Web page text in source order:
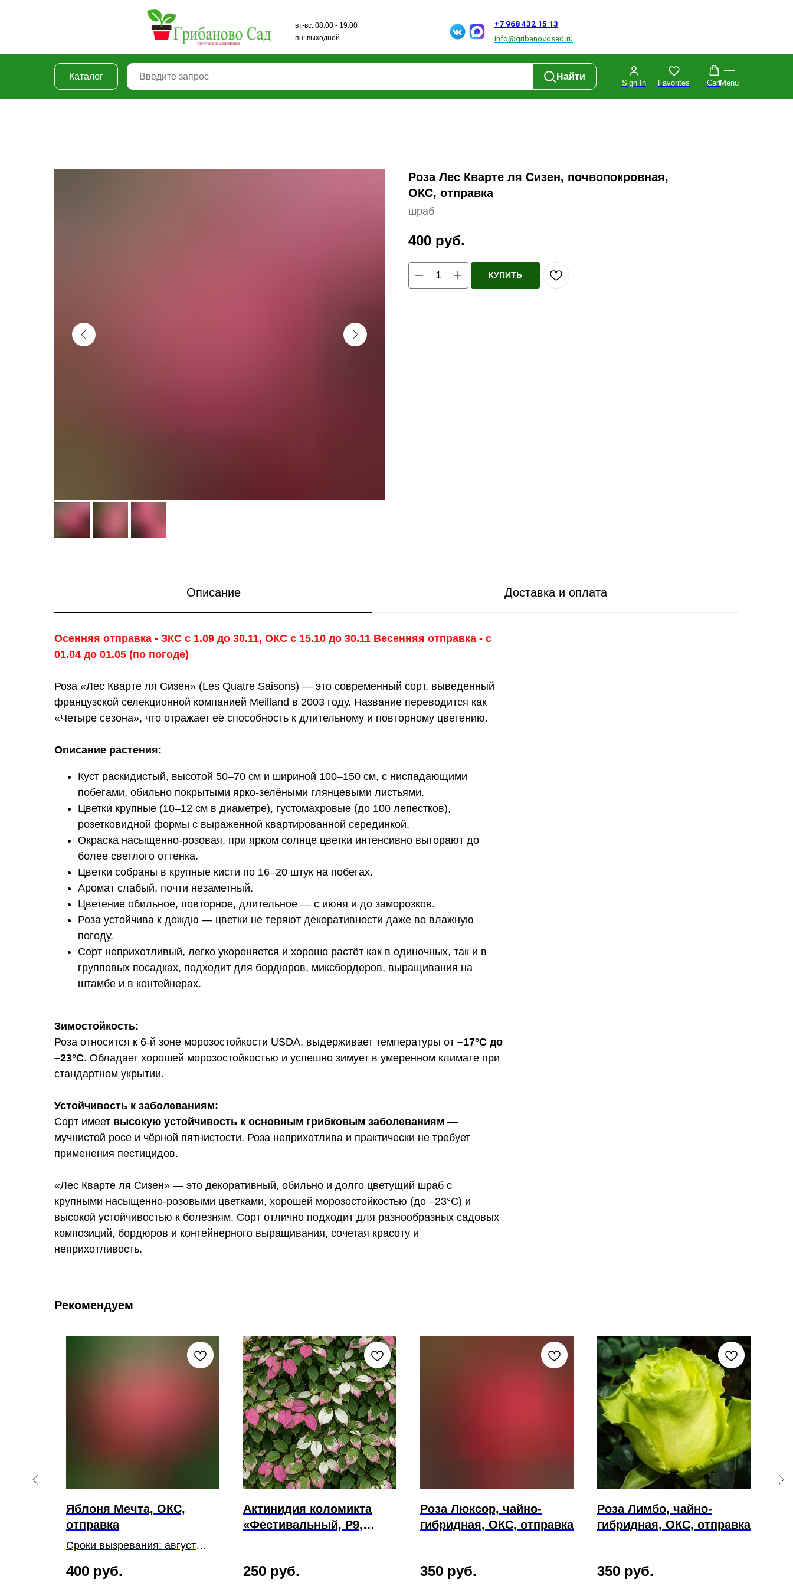
info@gribanovosad.ru
+7 968 432 15 13
вт-вс: 08:00 - 19:00
пн: выходной
Каталог Найти
Sign In Favorites CartMenu
Роза Лес Кварте ля Сизен, почвопокровная,
ОКС, отправка
шраб
400 руб.
КУПИТЬ
Описание Доставка и оплата
Осенняя отправка - ЗКС с 1.09 до 30.11, ОКС с 15.10 до 30.11 Весенняя отправка - с
01.04 до 01.05 (по погоде)
Роза «Лес Кварте ля Сизен» (Les Quatre Saisons) — это современный сорт, выведенный
французской селекционной компанией Meilland в 2003 году. Название переводится как
«Четыре сезона», что отражает её способность к длительному и повторному цветению.
Описание растения:
Куст раскидистый, высотой 50–70 см и шириной 100–150 см, с ниспадающими
побегами, обильно покрытыми ярко-зелёными глянцевыми листьями.
Цветки крупные (10–12 см в диаметре), густомахровые (до 100 лепестков),
розетковидной формы с выраженной квартированной серединкой.
Окраска насыщенно-розовая, при ярком солнце цветки интенсивно выгорают до
более светлого оттенка.
Цветки собраны в крупные кисти по 16–20 штук на побегах.
Аромат слабый, почти незаметный.
Цветение обильное, повторное, длительное — с июня и до заморозков.
Роза устойчива к дождю — цветки не теряют декоративности даже во влажную
погоду.
Сорт неприхотливый, легко укореняется и хорошо растёт как в одиночных, так и в
групповых посадках, подходит для бордюров, миксбордеров, выращивания на
штамбе и в контейнерах.
Зимостойкость:
Роза относится к 6-й зоне морозостойкости USDA, выдерживает температуры от –17°C до
–23°C. Обладает хорошей морозостойкостью и успешно зимует в умеренном климате при
стандартном укрытии.
Устойчивость к заболеваниям:
Сорт имеет высокую устойчивость к основным грибковым заболеваниям —
мучнистой росе и чёрной пятнистости. Роза неприхотлива и практически не требует
применения пестицидов.
«Лес Кварте ля Сизен» — это декоративный, обильно и долго цветущий шраб с
крупными насыщенно-розовыми цветками, хорошей морозостойкостью (до –23°C) и
высокой устойчивостью к болезням. Сорт отлично подходит для разнообразных садовых
композиций, бордюров и контейнерного выращивания, сочетая красоту и
неприхотливость.
Рекомендуем
Яблоня Мечта, ОКС,
отправка
Сроки вызревания: август
400 руб.
Актинидия коломикта
«Фестивальный, Р9,
250 руб.
Роза Люксор, чайно-
гибридная, ОКС, отправка
350 руб.
Роза Лимбо, чайно-
гибридная, ОКС, отправка
350 руб.